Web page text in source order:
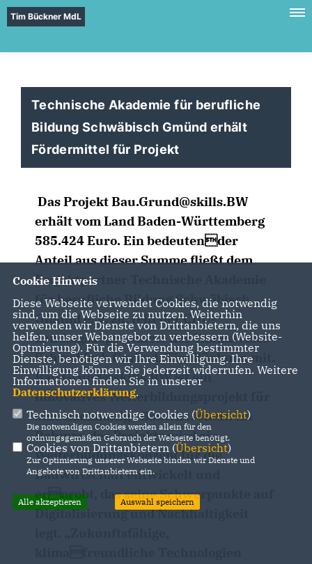
Tim Bückner MdL
Technische Akademie für berufliche
Bildung Schwäbisch Gmünd erhält
Fördermittel für Projekt
Das Projekt Bau.Grund@skills.BW
erhält vom Land Baden-Württemberg
585.424 Euro. Ein bedeutender
Anteil aus dieser Summe fließt dem
Projektpartner Technische Akademie
für berufliche Bildung Schwäbisch
Gmünd e. V. zu, teilt der CDU-
Landtagsabgeordnete des Wahlkreises
Schwäbisch Gmünd, Tim Bückner, mit.
Bau.Grund@skills.BW ist ein
innovatives Weiterbildungsprojekt für
eine nachhaltige Bauwirtschaft. Im
Rahmen des Projekts wird ein
Weiterbildungskonzept für die
Bauwirtschaft entwickelt und
erprobt, das seine Schwerpunkte auf
Digitalisierung und Nachhaltigkeit
Cookie Hinweis
Diese Webseite verwendet Cookies, die notwendig
sind, um die Webseite zu nutzen. Weiterhin
verwenden wir Dienste von Drittanbietern, die uns
helfen, unser Webangebot zu verbessern (Website-
Optmierung). Für die Verwendung bestimmter
Dienste, benötigen wir Ihre Einwilligung. Ihre
Einwilligung können Sie jederzeit widerrufen. Weitere
Informationen finden Sie in unserer
Datenschutzerklärung.
Technisch notwendige Cookies (Übersicht)
Die notwendigen Cookies werden allein für den
ordnungsgemäßen Gebrauch der Webseite benötigt.
Cookies von Drittanbietern (Übersicht)
Zur Optimierung unserer Webseite binden wir Dienste und
Angebote von Drittanbietern ein.
Alle akzeptieren Auswahl speichern